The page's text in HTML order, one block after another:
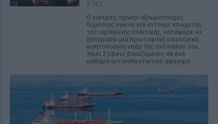
ΧΤΕΣ
Ο γιατρός, πρώην αξιωματούχος
δημόσιας υγείας και έντονος επικριτής
της ισραηλινής πολιτικής, κατάφερε να
ξεπεράσει μία πρωτοφανή οικονομική
κινητοποίηση υπέρ της αντιπάλου του,
Χέιλι Στίβενς βασιζόμενος σε ένα
καθαρά αντικαθεστωτικό αφήγημα